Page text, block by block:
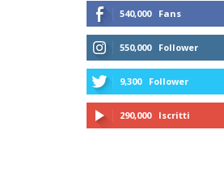
540,000 Fans
550,000 Follower
9,300 Follower
290,000 Iscritti